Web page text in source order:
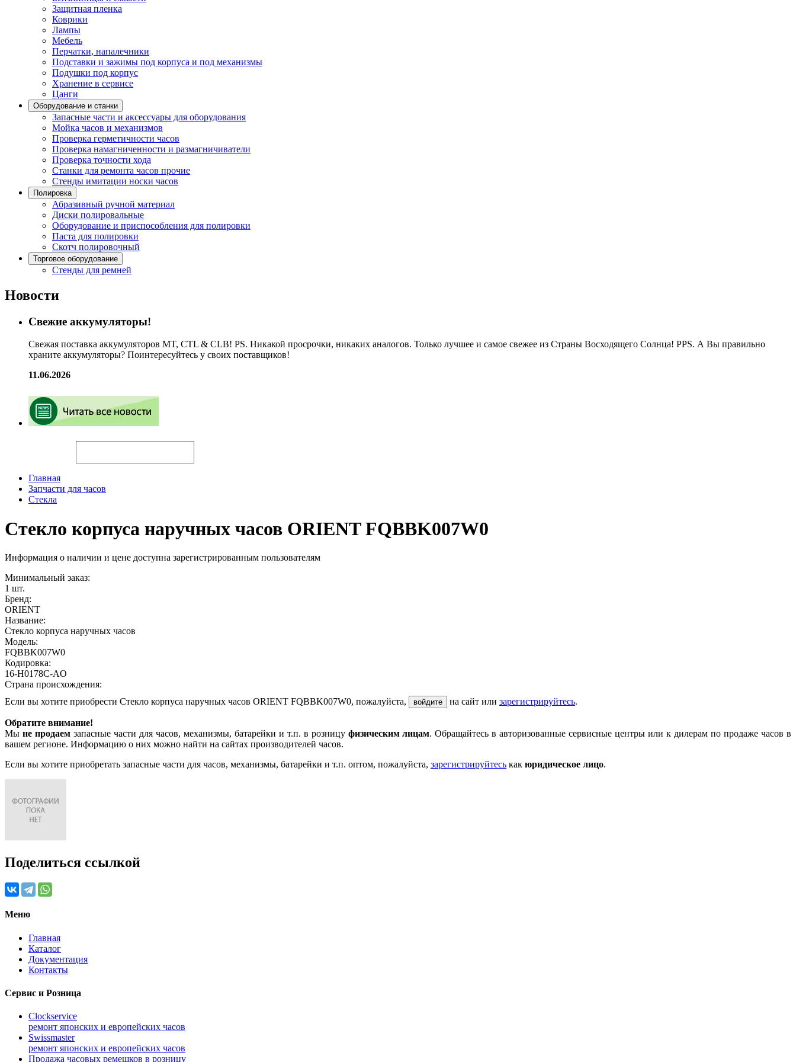
Защитная пленка
Коврики
Лампы
Мебель
Перчатки, напалечники
Подставки и зажимы под корпуса и под механизмы
Подушки под корпус
Хранение в сервисе
Цанги
Оборудование и станки
Запасные части и аксессуары для оборудования
Мойка часов и механизмов
Проверка герметичности часов
Проверка намагниченности и размагничиватели
Проверка точности хода
Станки для ремонта часов прочие
Стенды имитации носки часов
Полировка
Абразивный ручной материал
Диски полировальные
Оборудование и приспособления для полировки
Паста для полировки
Скотч полировочный
Торговое оборудование
Стенды для ремней
Новости
Свежие аккумуляторы!
Свежая поставка аккумуляторов MT, CTL & CLB! PS. Никакой просрочки, никаких аналогов. Только лучшее и самое свежее из Страны Восходящего Солнца! PPS. А Вы правильно
храните аккумуляторы? Поинтересуйтесь у своих поставщиков!
11.06.2026
Главная
Запчасти для часов
Стекла
Стекло корпуса наручных часов ORIENT FQBBK007W0
Информация о наличии и цене доступна зарегистрированным пользователям
Минимальный заказ:
1 шт.
Бренд:
ORIENT
Название:
Стекло корпуса наручных часов
Модель:
FQBBK007W0
Кодировка:
16-H0178C-AO
Страна происхождения:
Если вы хотите приобрести Стекло корпуса наручных часов ORIENT FQBBK007W0, пожалуйста,
войдите на сайт или зарегистрируйтесь.
Обратите внимание!
Мы не продаемзапасные части для часов, механизмы, батарейки и т.п. в розницу физическим лицам. Обращайтесь в авторизованные сервисные центры или к дилерам по продаже часов в
вашем регионе. Информацию о них можно найти на сайтах производителей часов.
Если вы хотите приобретать запасные части для часов, механизмы, батарейки и т.п. оптом, пожалуйста, зарегистрируйтесь как юридическое лицо.
Поделиться ссылкой
Меню
Главная
Каталог
Документация
Контакты
Сервис и Розница
Clockservice
ремонт японских и европейских часов
Swissmaster
ремонт японских и европейских часов
Продажа часовых ремешков в розницу